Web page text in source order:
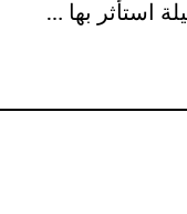
استأثر بها …